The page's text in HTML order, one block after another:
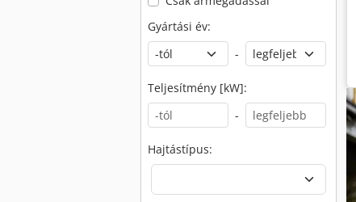
Gyártási év:
-
Teljesítmény [kW]:
-
Hajtástípus: